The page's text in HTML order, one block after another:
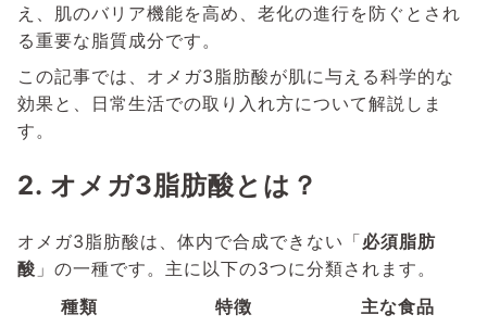
え、肌のバリア機能を高め、老化の進行を防ぐとされ
る重要な脂質成分です。
この記事では、オメガ3脂肪酸が肌に与える科学的な
効果と、日常生活での取り入れ方について解説しま
す。
2. オメガ3脂肪酸とは？
オメガ3脂肪酸は、体内で合成できない「必須脂肪
酸 」の一種です。主に以下の3つに分類されます。
種類
特徴
主な食品